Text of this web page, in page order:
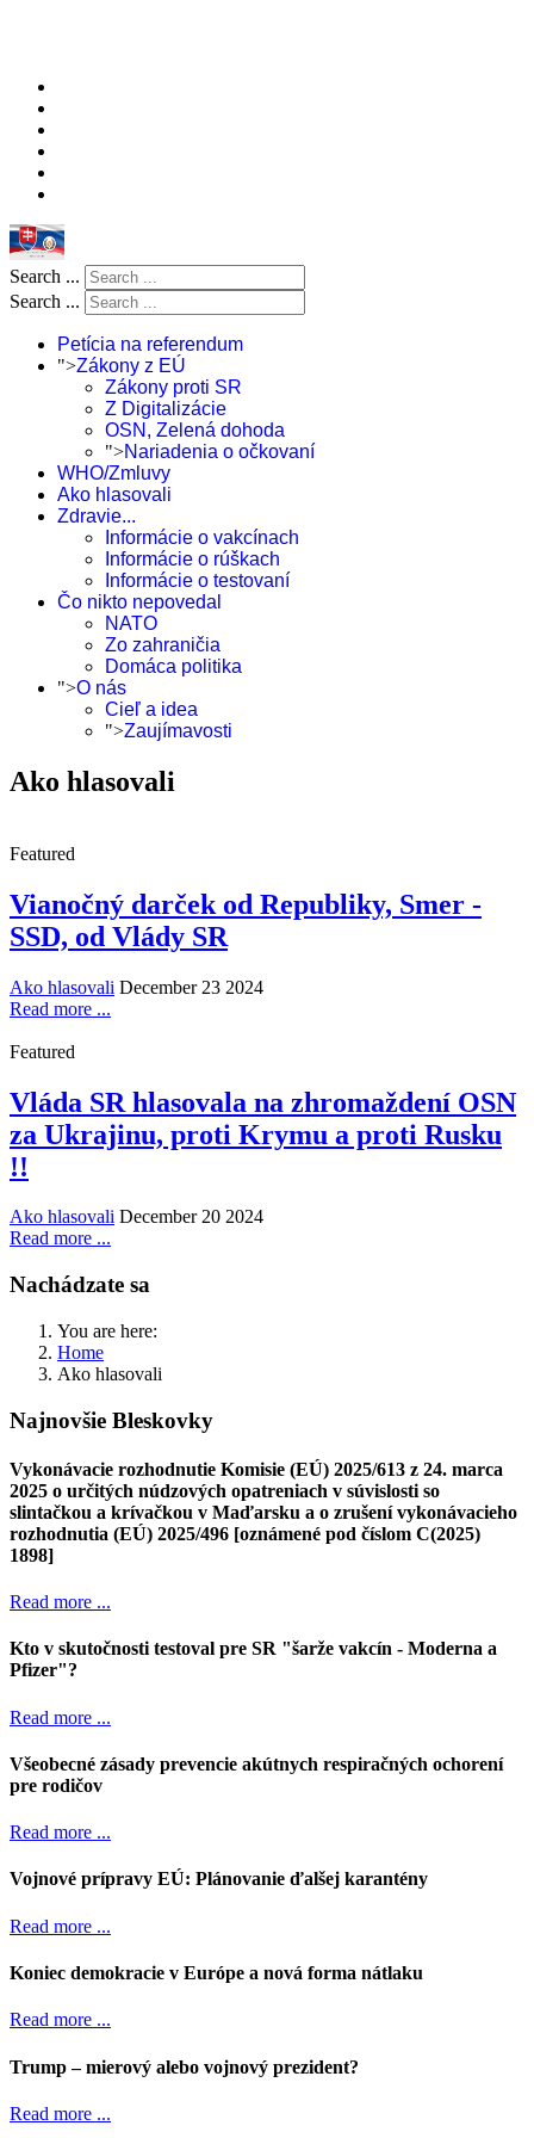
Search ...
Search ...
Petícia na referendum
">Zákony z EÚ
Zákony proti SR
Z Digitalizácie
OSN, Zelená dohoda
">Nariadenia o očkovaní
WHO/Zmluvy
Ako hlasovali
Zdravie...
Informácie o vakcínach
Informácie o rúškach
Informácie o testovaní
Čo nikto nepovedal
NATO
Zo zahraničia
Domáca politika
">O nás
Cieľ a idea
">Zaujímavosti
Ako hlasovali
Featured
Vianočný darček od Republiky, Smer -
SSD, od Vlády SR
Ako hlasovali December 23 2024
Read more ...
Featured
Vláda SR hlasovala na zhromaždení OSN
za Ukrajinu, proti Krymu a proti Rusku
!!
Ako hlasovali December 20 2024
Read more ...
Nachádzate sa
You are here:
Home
Ako hlasovali
Najnovšie Bleskovky
Vykonávacie rozhodnutie Komisie (EÚ) 2025/613 z 24. marca
2025 o určitých núdzových opatreniach v súvislosti so
slintačkou a krívačkou v Maďarsku a o zrušení vykonávacieho
rozhodnutia (EÚ) 2025/496 [oznámené pod číslom C(2025)
1898]
Read more ...
Kto v skutočnosti testoval pre SR "šarže vakcín - Moderna a
Pfizer"?
Read more ...
Všeobecné zásady prevencie akútnych respiračných ochorení
pre rodičov
Read more ...
Vojnové prípravy EÚ: Plánovanie ďalšej karantény
Read more ...
Koniec demokracie v Európe a nová forma nátlaku
Read more ...
Trump – mierový alebo vojnový prezident?
Read more ...